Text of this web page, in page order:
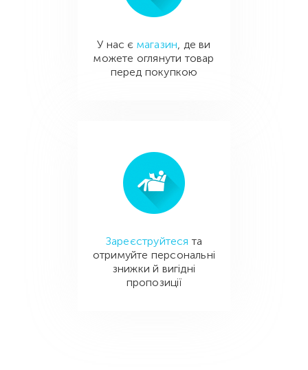
У нас є магазин, де ви
можете оглянути товар
перед покупкою
Зареєструйтеся та
отримуйте персональні
знижки й вигідні
пропозиції